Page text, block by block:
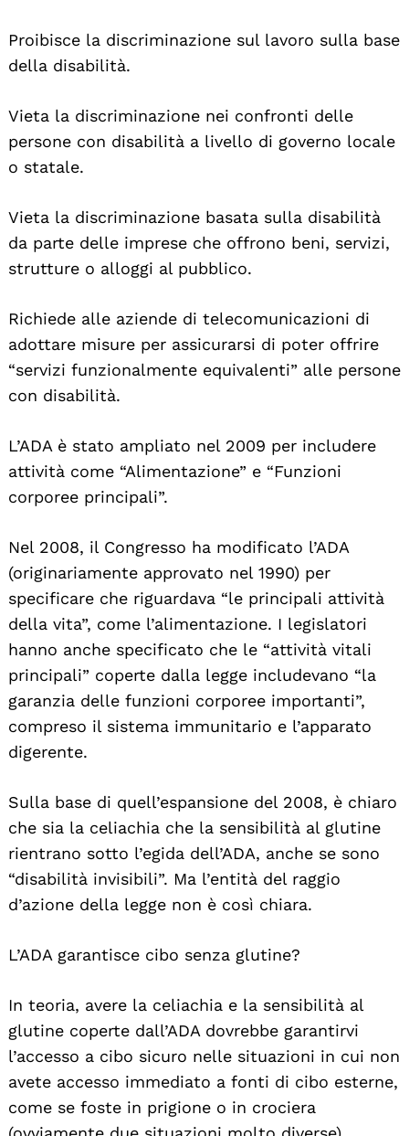
Proibisce la discriminazione sul lavoro sulla base
della disabilità.
Vieta la discriminazione nei confronti delle
persone con disabilità a livello di governo locale
o statale.
Vieta la discriminazione basata sulla disabilità
da parte delle imprese che offrono beni, servizi,
strutture o alloggi al pubblico.
Richiede alle aziende di telecomunicazioni di
adottare misure per assicurarsi di poter offrire
“servizi funzionalmente equivalenti” alle persone
con disabilità.
L’ADA è stato ampliato nel 2009 per includere
attività come “Alimentazione” e “Funzioni
corporee principali”.
Nel 2008, il Congresso ha modificato l’ADA
(originariamente approvato nel 1990) per
specificare che riguardava “le principali attività
della vita”, come l’alimentazione. I legislatori
hanno anche specificato che le “attività vitali
principali” coperte dalla legge includevano “la
garanzia delle funzioni corporee importanti”,
compreso il sistema immunitario e l’apparato
digerente.
Sulla base di quell’espansione del 2008, è chiaro
che sia la celiachia che la sensibilità al glutine
rientrano sotto l’egida dell’ADA, anche se sono
“disabilità invisibili”. Ma l’entità del raggio
d’azione della legge non è così chiara.
L’ADA garantisce cibo senza glutine?
In teoria, avere la celiachia e la sensibilità al
glutine coperte dall’ADA dovrebbe garantirvi
l’accesso a cibo sicuro nelle situazioni in cui non
avete accesso immediato a fonti di cibo esterne,
come se foste in prigione o in crociera